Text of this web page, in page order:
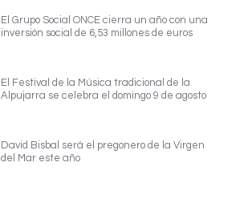
El Grupo Social ONCE cierra un año con una
inversión social de 6,53 millones de euros
El Festival de la Música tradicional de la
Alpujarra se celebra el domingo 9 de agosto
David Bisbal será el pregonero de la Virgen
del Mar este año